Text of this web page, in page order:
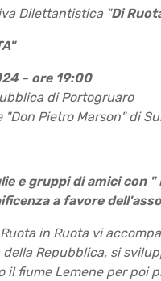
Dilettantistica "Di
- ore 19:00
di Portogruaro
"Don Pietro Marson" di
e gruppi di amici con
a favore
in Ruota vi
della Repubblica, si
il fiume Lemene per poi